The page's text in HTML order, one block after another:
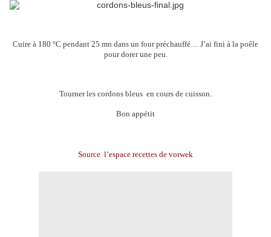
Cuire à 180 °C pendant 25 mn dans un four préchauffé… J’ai fini à la poêle
pour dorer une peu.
Tourner les cordons bleus en cours de cuisson.
Bon appétit
Source l’espace recettes de vorwek